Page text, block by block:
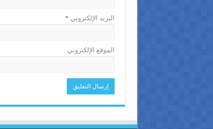
البريد الإلكتروني *
الموقع الإلكتروني